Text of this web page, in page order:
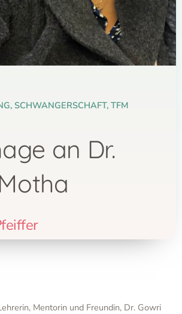
, SCHWANGERSCHAFT, TFM
an Dr.
Mentorin und Freundin, Dr. Gowri